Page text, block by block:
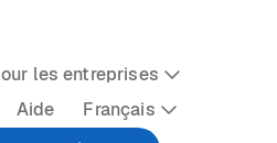
les entreprises
Aide
Français